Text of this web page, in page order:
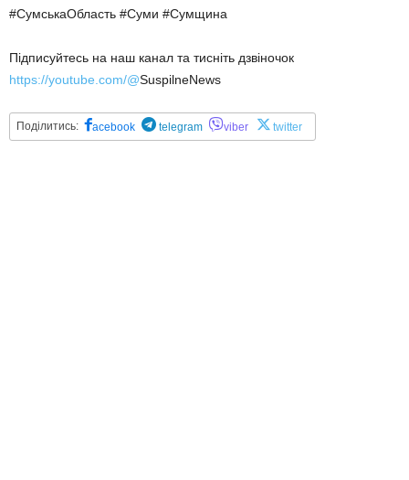
#СумськаОбласть #Суми #Сумщина
Підписуйтесь на наш канал та тисніть дзвіночок
https://youtube.com/@SuspilneNews
Поділитись: acebook telegram viber twitter